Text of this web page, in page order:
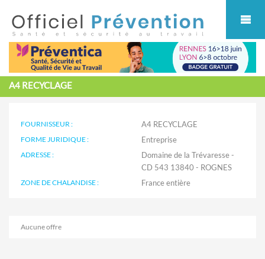
A4 RECYCLAGE
FOURNISSEUR : A4 RECYCLAGE
FORME JURIDIQUE : Entreprise
ADRESSE :
Domaine de la Trévaresse -
CD 543 13840 - ROGNES
ZONE DE CHALANDISE :
Aucune offre